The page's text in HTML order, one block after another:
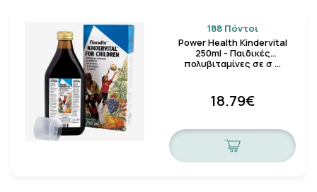
188 Πόντοι
Power Health Kindervital
250ml - Παιδικές
πολυβιταμίνες σε σ …
18.79€